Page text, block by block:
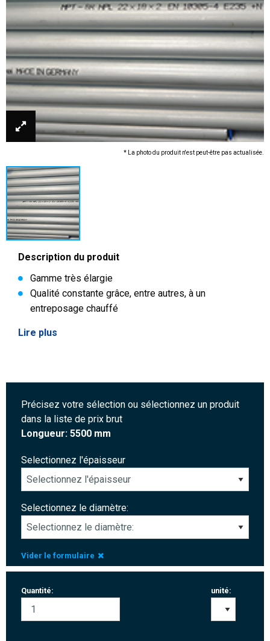
* La photo du produit n'est peut-être pas actualisée.
Description du produit
Gamme très élargie
Qualité constante grâce, entre autres, à un
entreposage chauffé
Lire plus
Précisez votre sélection ou sélectionnez un produit
dans la liste de prix brut
Longueur: 5500 mm
Selectionnez l'épaisseur
Selectionnez le diamètre:
Vider le formulaire
Quantité: unité: